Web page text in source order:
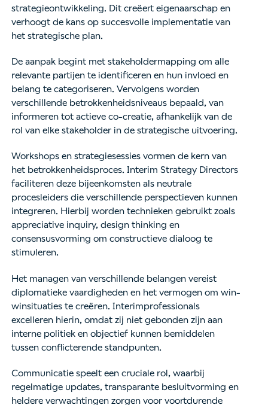
strategieontwikkeling. Dit creëert eigenaarschap en
verhoogt de kans op succesvolle implementatie van
het strategische plan.
De aanpak begint met stakeholdermapping om alle
relevante partijen te identificeren en hun invloed en
belang te categoriseren. Vervolgens worden
verschillende betrokkenheidsniveaus bepaald, van
informeren tot actieve co-creatie, afhankelijk van de
rol van elke stakeholder in de strategische uitvoering.
Workshops en strategiesessies vormen de kern van
het betrokkenheidsproces. Interim Strategy Directors
faciliteren deze bijeenkomsten als neutrale
procesleiders die verschillende perspectieven kunnen
integreren. Hierbij worden technieken gebruikt zoals
appreciative inquiry, design thinking en
consensusvorming om constructieve dialoog te
stimuleren.
Het managen van verschillende belangen vereist
diplomatieke vaardigheden en het vermogen om win-
winsituaties te creëren. Interimprofessionals
excelleren hierin, omdat zij niet gebonden zijn aan
interne politiek en objectief kunnen bemiddelen
tussen conflicterende standpunten.
Communicatie speelt een cruciale rol, waarbij
regelmatige updates, transparante besluitvorming en
heldere verwachtingen zorgen voor voortdurende